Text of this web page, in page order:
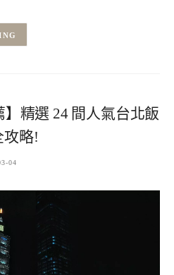
】精選 24 間人氣台北飯
攻略!
04